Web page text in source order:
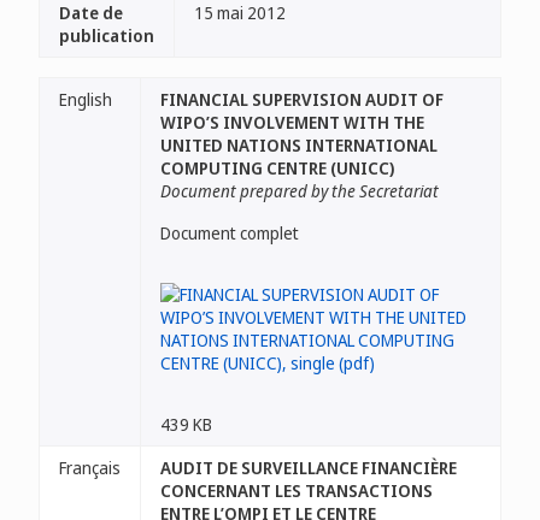
Date de
publication
15 mai 2012
English
FINANCIAL SUPERVISION AUDIT OF
WIPO’S INVOLVEMENT WITH THE
UNITED NATIONS INTERNATIONAL
COMPUTING CENTRE (UNICC)
Document prepared by the Secretariat
Document complet
439 KB
Français
AUDIT DE SURVEILLANCE FINANCIÈRE
CONCERNANT LES TRANSACTIONS
ENTRE L’OMPI ET LE CENTRE